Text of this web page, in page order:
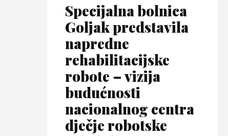
Specijalna bolnica
Goljak predstavila
napredne
rehabilitacijske
robote – vizija
budućnosti
nacionalnog centra
dječje robotske